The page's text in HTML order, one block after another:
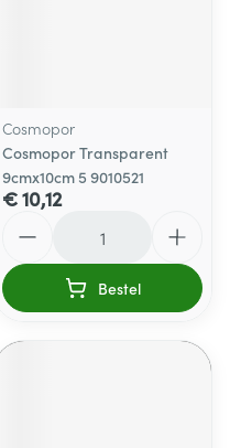
Cosmopor
Cosmopor Transparent
9cmx10cm 5 9010521
€ 10,12
Bestel